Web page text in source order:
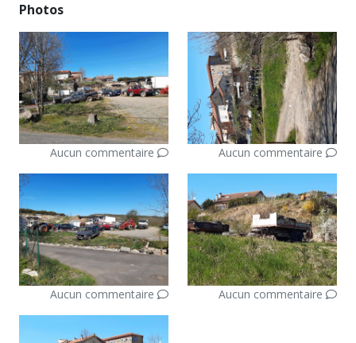
Photos
Aucun commentaire Aucun commentaire
Aucun commentaire Aucun commentaire